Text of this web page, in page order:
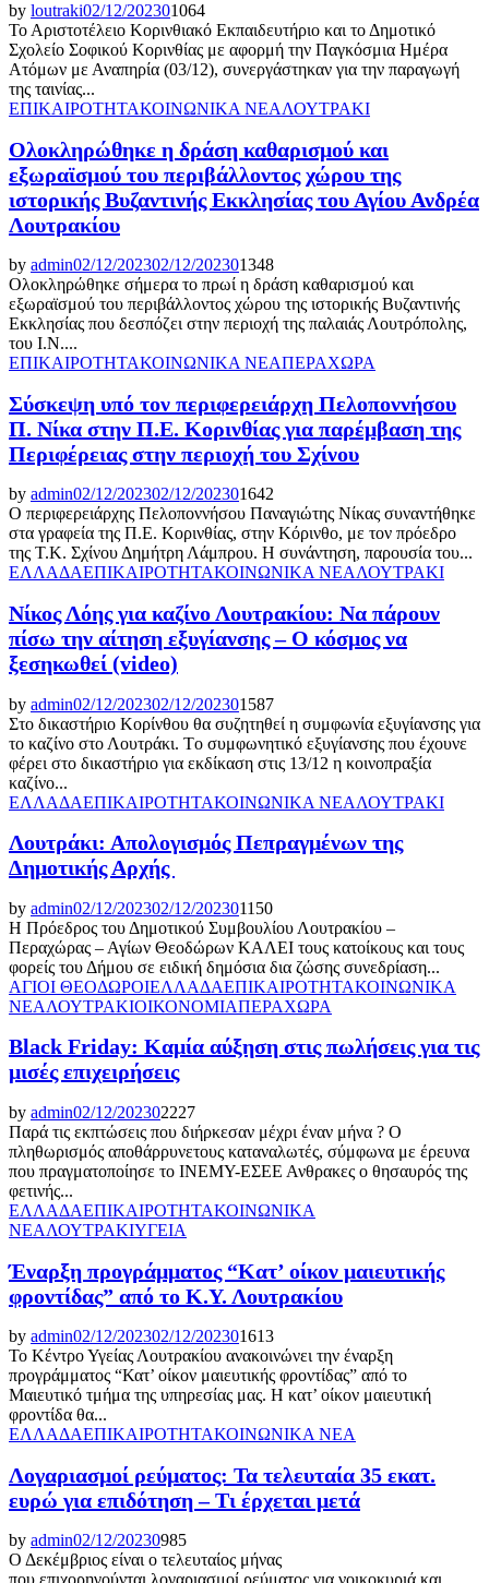
by loutraki02/12/202301064
Το Αριστοτέλειο Κορινθιακό Εκπαιδευτήριο και το Δημοτικό
Σχολείο Σοφικού Κορινθίας με αφορμή την Παγκόσμια Ημέρα
Ατόμων με Αναπηρία (03/12), συνεργάστηκαν για την παραγωγή
της ταινίας...
ΕΠΙΚΑΙΡΟΤΗΤΑΚΟΙΝΩΝΙΚΑ ΝΕΑΛΟΥΤΡΑΚΙ
Ολοκληρώθηκε η δράση καθαρισμού και
εξωραϊσμού του περιβάλλοντος χώρου της
ιστορικής Βυζαντινής Εκκλησίας του Αγίου Ανδρέα
Λουτρακίου
by admin02/12/202302/12/202301348
Ολοκληρώθηκε σήμερα το πρωί η δράση καθαρισμού και
εξωραϊσμού του περιβάλλοντος χώρου της ιστορικής Βυζαντινής
Εκκλησίας που δεσπόζει στην περιοχή της παλαιάς Λουτρόπολης,
του Ι.Ν....
ΕΠΙΚΑΙΡΟΤΗΤΑΚΟΙΝΩΝΙΚΑ ΝΕΑΠΕΡΑΧΩΡΑ
Σύσκεψη υπό τον περιφερειάρχη Πελοποννήσου
Π. Νίκα στην Π.Ε. Κορινθίας για παρέμβαση της
Περιφέρειας στην περιοχή του Σχίνου
by admin02/12/202302/12/202301642
Ο περιφερειάρχης Πελοποννήσου Παναγιώτης Νίκας συναντήθηκε
στα γραφεία της Π.Ε. Κορινθίας, στην Κόρινθο, με τον πρόεδρο
της Τ.Κ. Σχίνου Δημήτρη Λάμπρου. Η συνάντηση, παρουσία του...
ΕΛΛΑΔΑΕΠΙΚΑΙΡΟΤΗΤΑΚΟΙΝΩΝΙΚΑ ΝΕΑΛΟΥΤΡΑΚΙ
Νίκος Λόης για καζίνο Λουτρακίου: Να πάρουν
πίσω την αίτηση εξυγίανσης – Ο κόσμος να
ξεσηκωθεί (video)
by admin02/12/202302/12/202301587
Στο δικαστήριο Κορίνθου θα συζητηθεί η συμφωνία εξυγίανσης για
το καζίνο στο Λουτράκι. Tο συμφωνητικό εξυγίανσης που έχουνε
φέρει στο δικαστήριο για εκδίκαση στις 13/12 η κοινοπραξία
καζίνο...
ΕΛΛΑΔΑΕΠΙΚΑΙΡΟΤΗΤΑΚΟΙΝΩΝΙΚΑ ΝΕΑΛΟΥΤΡΑΚΙ
Λουτράκι: Απολογισμός Πεπραγμένων της
Δημοτικής Αρχής
by admin02/12/202302/12/202301150
Η Πρόεδρος του Δημοτικού Συμβουλίου Λουτρακίου –
Περαχώρας – Αγίων Θεοδώρων ΚΑΛΕΙ τους κατοίκους και τους
φορείς του Δήμου σε ειδική δημόσια δια ζώσης συνεδρίαση...
ΑΓΙΟΙ ΘΕΟΔΩΡΟΙΕΛΛΑΔΑΕΠΙΚΑΙΡΟΤΗΤΑΚΟΙΝΩΝΙΚΑ
ΝΕΑΛΟΥΤΡΑΚΙΟΙΚΟΝΟΜΙΑΠΕΡΑΧΩΡΑ
Black Friday: Καμία αύξηση στις πωλήσεις για τις
μισές επιχειρήσεις
by admin02/12/202302227
Παρά τις εκπτώσεις που διήρκεσαν μέχρι έναν μήνα ? Ο
πληθωρισμός αποθάρρυνετους καταναλωτές, σύμφωνα με έρευνα
που πραγματοποίησε το ΙΝΕΜΥ-ΕΣΕΕ Ανθρακες ο θησαυρός της
φετινής...
ΕΛΛΑΔΑΕΠΙΚΑΙΡΟΤΗΤΑΚΟΙΝΩΝΙΚΑ
ΝΕΑΛΟΥΤΡΑΚΙΥΓΕΙΑ
Έναρξη προγράμματος “Κατ’ οίκον μαιευτικής
φροντίδας” από το Κ.Υ. Λουτρακίου
by admin02/12/202302/12/202301613
Το Κέντρο Υγείας Λουτρακίου ανακοινώνει την έναρξη
προγράμματος “Κατ’ οίκον μαιευτικής φροντίδας” από το
Μαιευτικό τμήμα της υπηρεσίας μας. Η κατ’ οίκον μαιευτική
φροντίδα θα...
ΕΛΛΑΔΑΕΠΙΚΑΙΡΟΤΗΤΑΚΟΙΝΩΝΙΚΑ ΝΕΑ
Λογαριασμοί ρεύματος: Τα τελευταία 35 εκατ.
ευρώ για επιδότηση – Τι έρχεται μετά
by admin02/12/20230985
Ο Δεκέμβριος είναι ο τελευταίος μήνας